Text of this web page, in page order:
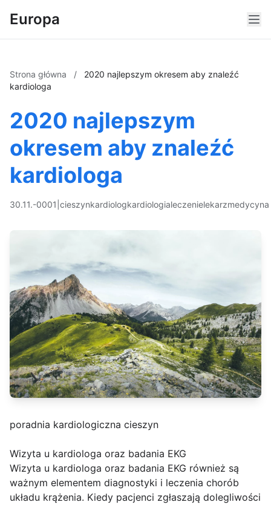
Europa
Strona główna /
2020 najlepszym okresem aby znaleźć
kardiologa
2020 najlepszym
okresem aby znaleźć
kardiologa
30.11.-0001 cieszynkardiologkardiologialeczenielekarzmedycyna
poradnia kardiologiczna cieszyn
Wizyta u kardiologa oraz badania EKG
Wizyta u kardiologa oraz badania EKG również są
ważnym elementem diagnostyki i leczenia chorób
układu krążenia. Kiedy pacjenci zgłaszają dolegliwości